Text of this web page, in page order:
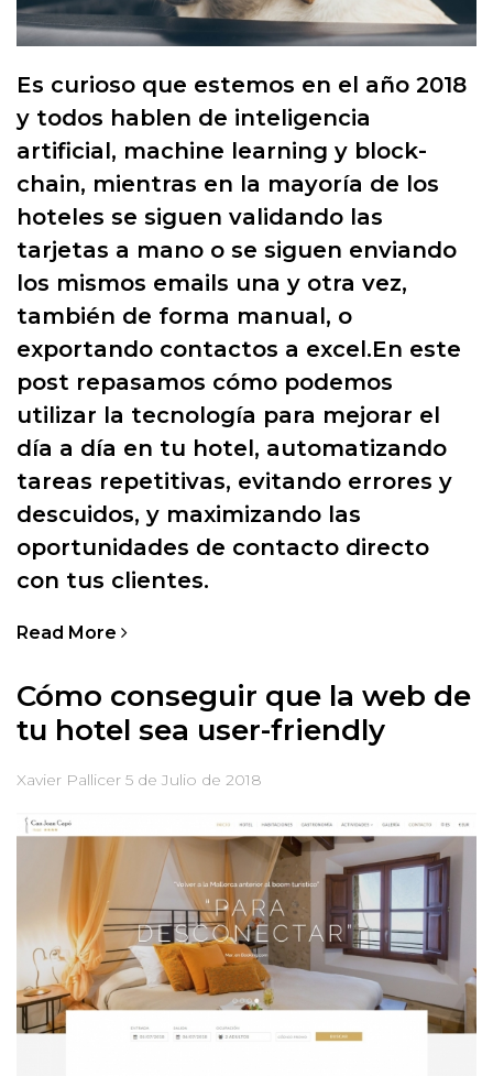
Es curioso que estemos en el año 2018
y todos hablen de inteligencia
artificial, machine learning y block-
chain, mientras en la mayoría de los
hoteles se siguen validando las
tarjetas a mano o se siguen enviando
los mismos emails una y otra vez,
también de forma manual, o
exportando contactos a excel.En este
post repasamos cómo podemos
utilizar la tecnología para mejorar el
día a día en tu hotel, automatizando
tareas repetitivas, evitando errores y
descuidos, y maximizando las
oportunidades de contacto directo
con tus clientes.
Read More
Cómo conseguir que la web de
tu hotel sea user-friendly
Xavier Pallicer 5 de Julio de 2018